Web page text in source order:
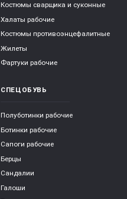
Костюмы сварщика и суконные
Халаты рабочие
Костюмы противоэнцефалитные
Жилеты
Фартуки рабочие
СПЕЦОБУВЬ
Полуботинки рабочие
Ботинки рабочие
Сапоги рабочие
Берцы
Сандалии
Галоши